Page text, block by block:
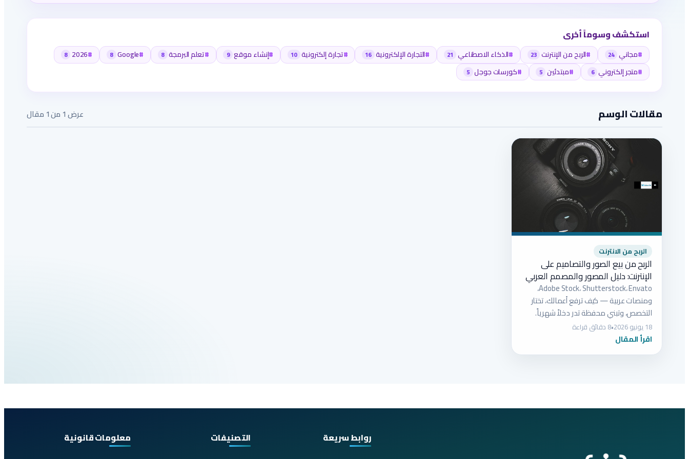
استكشف وسوماً أخرى
#مجاني 24
#الربح من الإنترنت 23
#الذكاء الاصطناعي 21
#التجارة الإلكترونية 16
#تجارة إلكترونية 10
#إنشاء موقع 9
#تعلم البرمجة 8
#
Google
8
#
2026
8
#متجر إلكتروني 6
#مبتدئين 5
#كورسات جوجل 5
مقالات الوسم عرض 1 من 1 مقال
الربح من الانترنت
الربح من بيع الصور والتصاميم على
الإنترنت: دليل المصور والمصمم العربي
Adobe Stock، Shutterstock، Envato،
ومنصات عربية — كيف ترفع أعمالك، تختار
التخصص، وتبني محفظة تدر دخلاً شهرياً.
18 يونيو 2026 •8 دقائق قراءة
اقرأ المقال
روابط سريعة التصنيفات معلومات قانونية